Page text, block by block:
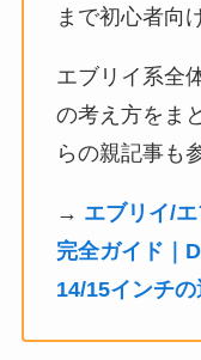
まで初心者向
エブリイ系全
の考え方をま
らの親記事も
→ エブリイ/
完全ガイド｜
14/15インチ